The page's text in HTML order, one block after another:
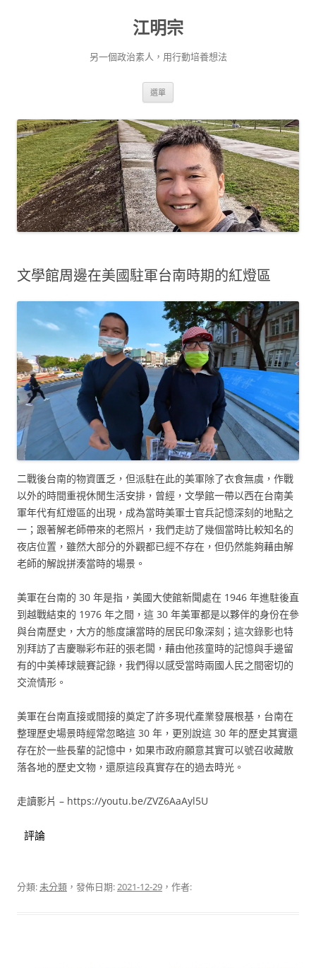
江明宗
另一個政治素人，用行動培養想法
選單
文學館周邊在美國駐軍台南時期的紅燈區
二戰後台南的物資匱乏，但派駐在此的美軍除了衣食無虞，作戰
以外的時間重視休閒生活安排，曾經，文學館一帶以西在台南美
軍年代有紅燈區的出現，成為當時美軍士官兵記憶深刻的地點之
一；跟著解老師帶來的老照片，我們走訪了幾個當時比較知名的
夜店位置，雖然大部分的外觀都已經不存在，但仍然能夠藉由解
老師的解說拼湊當時的場景。
美軍在台南的 30 年是指，美國大使館新聞處在 1946 年進駐後直
到越戰結束的 1976 年之間，這 30 年美軍都是以夥伴的身份在參
與台南歷史，大方的態度讓當時的居民印象深刻；這次錄影也特
別拜訪了吉慶聯彩布莊的張老闆，藉由他孩童時的記憶與手邊留
有的中美棒球競賽記錄，我們得以感受當時兩國人民之間密切的
交流情形。
美軍在台南直接或間接的奠定了許多現代產業發展根基，台南在
整理歷史場景時經常忽略這 30 年，更別說這 30 年的歷史其實還
存在於一些長輩的記憶中，如果市政府願意其實可以號召收藏散
落各地的歷史文物，還原這段真實存在的過去時光。
走讀影片 – https://youtu.be/ZVZ6AaAyl5U
評論
分類:未分類 ，發佈日期:2021-12-29 ，作者: